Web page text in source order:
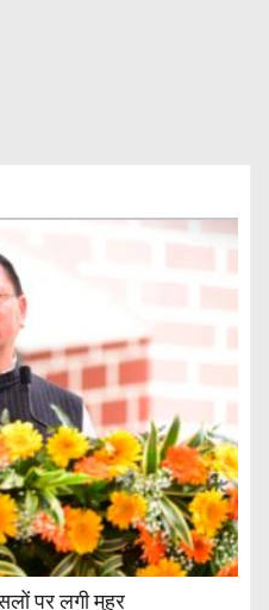
पर लगी मुहर